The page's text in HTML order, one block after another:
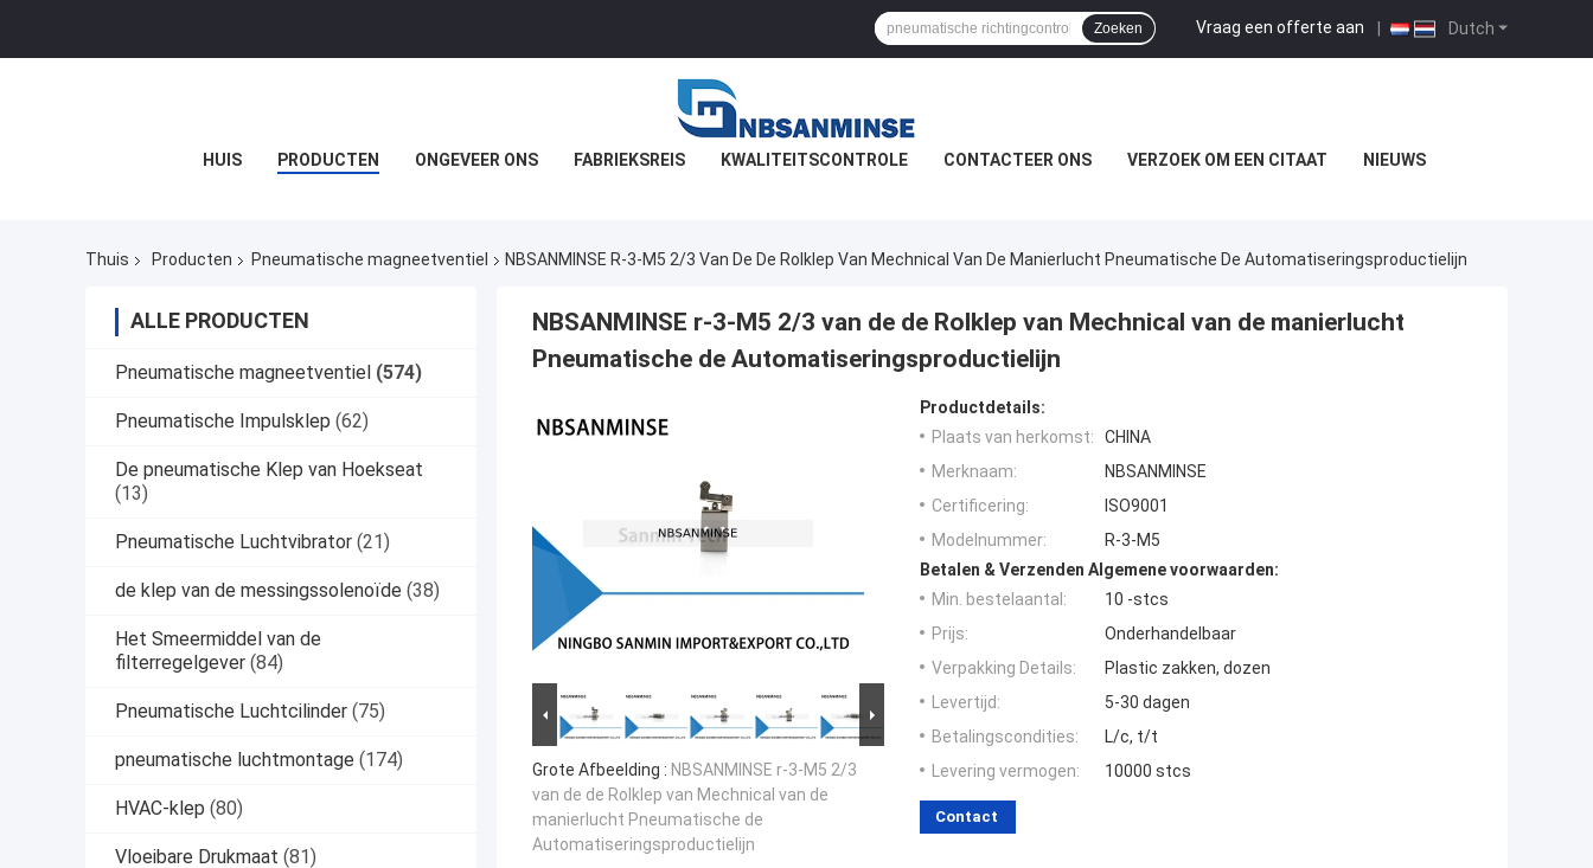
Dutch
Vraag een offerte aan |
Zoeken
HUIS PRODUCTEN ONGEVEER ONS FABRIEKSREIS KWALITEITSCONTROLE CONTACTEER ONS VERZOEK OM EEN CITAAT NIEUWS
Thuis Producten Pneumatische magneetventiel NBSANMINSE R-3-M5 2/3 Van De De Rolklep Van Mechnical Van De Manierlucht Pneumatische De Automatiseringsproductielijn
ALLE PRODUCTEN
Pneumatische magneetventiel (574)
Pneumatische Impulsklep (62)
De pneumatische Klep van Hoekseat
(13)
Pneumatische Luchtvibrator (21)
de klep van de messingssolenoïde (38)
Het Smeermiddel van de
filterregelgever (84)
Pneumatische Luchtcilinder (75)
pneumatische luchtmontage (174)
HVAC-klep (80)
Vloeibare Drukmaat (81)
NBSANMINSE r-3-M5 2/3 van de de Rolklep van Mechnical van de manierlucht
Pneumatische de Automatiseringsproductielijn
Grote Afbeelding : NBSANMINSE r-3-M5 2/3
van de de Rolklep van Mechnical van de
manierlucht Pneumatische de
Automatiseringsproductielijn
Productdetails:
Plaats van herkomst:
CHINA
Merknaam:
NBSANMINSE
Certificering:
ISO9001
Modelnummer:
R-3-M5
Betalen & Verzenden Algemene voorwaarden:
Min. bestelaantal:
10 -stcs
Prijs:
Onderhandelbaar
Verpakking Details:
Plastic zakken, dozen
Levertijd:
5-30 dagen
Betalingscondities:
L/c, t/t
Levering vermogen:
10000 stcs
Contact